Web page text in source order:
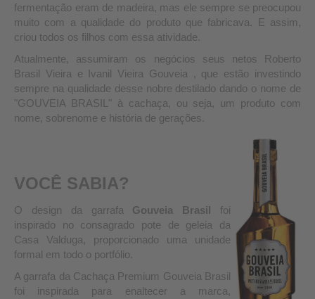
fermentação eram de madeira, mas ele sempre se preocupou
muito com a qualidade do produto que fabricava. E assim,
criou todos os filhos com essa atividade.
Atualmente, assumiram os negócios seus netos Roberto
Brasil Vieira e Ivanil Vieira Gouveia , que estão investindo
sempre na qualidade desse nobre destilado dando o nome de
"GOUVEIA BRASIL" à cachaça, ou seja, um produto com
nome, sobrenome e história de gerações.
VOCÊ SABIA?
O design da garrafa Gouveia Brasil
foi
inspirado no consagrado pote de geleia da
Casa Valduga, proporcionado uma unidade
formal em todo o portfólio.
A garrafa da Cachaça Premium Gouveia Brasil
foi inspirada para enaltecer a marca,